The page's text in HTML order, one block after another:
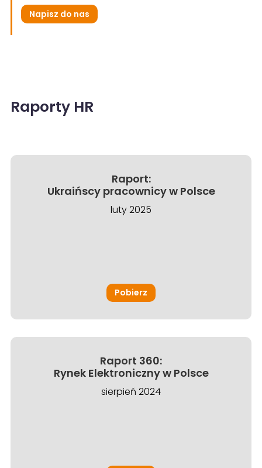
Napisz do nas
Raporty HR
Raport:
Ukraińscy pracownicy w Polsce
luty 2025
Pobierz
Raport 360:
Rynek Elektroniczny w Polsce
sierpień 2024